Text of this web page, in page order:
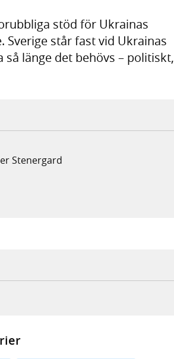
stöd för Ukrainas
står fast vid Ukrainas
länge det behövs – politiskt,
Stenergard
webbplats,
din e-postklient,